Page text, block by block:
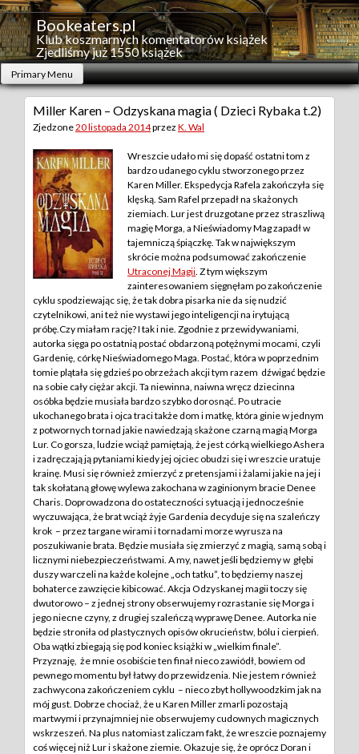
Skip
to
content
Bookeaters.pl
Klub koszmarnych komentatorów książek
Zjedliśmy już 1550 książek
Primary Menu
Miller Karen – Odzyskana magia ( Dzieci Rybaka t.2)
Zjedzone20 listopada 2014przez K. Wal
Wreszcie udało mi się dopaść ostatni tom z
bardzo udanego cyklu stworzonego przez
Karen Miller. Ekspedycja Rafela zakończyła się
klęską. Sam Rafel przepadł na skażonych
ziemiach. Lur jest druzgotane przez straszliwą
magię Morga, a Nieświadomy Mag zapadł w
tajemniczą śpiączkę. Tak w największym
skrócie można podsumować zakończenie
Utraconej Magii . Z tym większym
zainteresowaniem sięgnęłam po zakończenie
cyklu spodziewając się, że tak dobra pisarka nie da się nudzić
czytelnikowi, ani też nie wystawi jego inteligencji na irytującą
próbę. Czy miałam rację? I tak i nie. Zgodnie z przewidywaniami,
autorka sięga po ostatnią postać obdarzoną potężnymi mocami, czyli
Gardenię, córkę Nieświadomego Maga. Postać, która w poprzednim
tomie plątała się gdzieś po obrzeżach akcji tym razem dźwigać będzie
na sobie cały ciężar akcji. Ta niewinna, naiwna wręcz dziecinna
osóbka będzie musiała bardzo szybko dorosnąć. Po utracie
ukochanego brata i ojca traci także dom i matkę, która ginie w jednym
z potwornych tornad jakie nawiedzają skażone czarną magią Morga
Lur. Co gorsza, ludzie wciąż pamiętają, że jest córką wielkiego Ashera
i zadręczają ją pytaniami kiedy jej ojciec obudzi się i wreszcie uratuje
krainę. Musi się również zmierzyć z pretensjami i żalami jakie na jej i
tak skołataną głowę wylewa zakochana w zaginionym bracie Denee
Charis. Doprowadzona do ostateczności sytuacją i jednocześnie
wyczuwająca, że brat wciąż żyje Gardenia decyduje się na szaleńczy
krok – przez targane wirami i tornadami morze wyrusza na
poszukiwanie brata. Będzie musiała się zmierzyć z magią, samą sobą i
licznymi niebezpieczeństwami. A my, nawet jeśli będziemy w głębi
duszy warczeli na każde kolejne „och tatku”, to będziemy naszej
bohaterce zawzięcie kibicować. Akcja Odzyskanej magii toczy się
dwutorowo – z jednej strony obserwujemy rozrastanie się Morga i
jego niecne czyny, z drugiej szaleńczą wyprawę Denee. Autorka nie
będzie stroniła od plastycznych opisów okrucieństw, bólu i cierpień.
Oba wątki zbiegają się pod koniec książki w „wielkim finale”.
Przyznaję, że mnie osobiście ten finał nieco zawiódł, bowiem od
pewnego momentu był łatwy do przewidzenia. Nie jestem również
zachwycona zakończeniem cyklu – nieco zbyt hollywoodzkim jak na
mój gust. Dobrze chociaż, że u Karen Miller zmarli pozostają
martwymi i przynajmniej nie obserwujemy cudownych magicznych
wskrzeszeń. Na plus natomiast zaliczam fakt, że wreszcie poznajemy
coś więcej niż Lur i skażone ziemie. Okazuje się, że oprócz Doran i